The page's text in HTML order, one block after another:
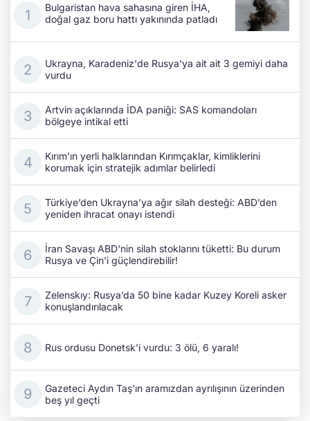
Bulgaristan hava sahasına giren İHA,
doğal gaz boru hattı yakınında patladı
Ukrayna, Karadeniz'de Rusya'ya ait ait 3 gemiyi daha
vurdu
Artvin açıklarında İDA paniği: SAS komandoları
bölgeye intikal etti
Kırım’ın yerli halklarından Kırımçaklar, kimliklerini
korumak için stratejik adımlar belirledi
Türkiye’den Ukrayna’ya ağır silah desteği: ABD’den
yeniden ihracat onayı istendi
İran Savaşı ABD'nin silah stoklarını tüketti: Bu durum
Rusya ve Çin'i güçlendirebilir!
Zelenskıy: Rusya’da 50 bine kadar Kuzey Koreli asker
konuşlandırılacak
Rus ordusu Donetsk'i vurdu: 3 ölü, 6 yaralı!
Gazeteci Aydın Taş'ın aramızdan ayrılışının üzerinden
beş yıl geçti